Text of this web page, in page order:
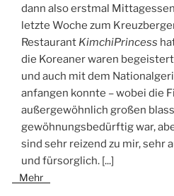
dann also erstmal
letzte Woche zum
Restaurant KimchiPrincess
die Koreaner waren
und auch mit dem
anfangen konnte – wobei die
außergewöhnlich großen
gewöhnungsbedürftig war,
sind sehr reizend zu mir, sehr
und fürsorglich. [...]
Mehr